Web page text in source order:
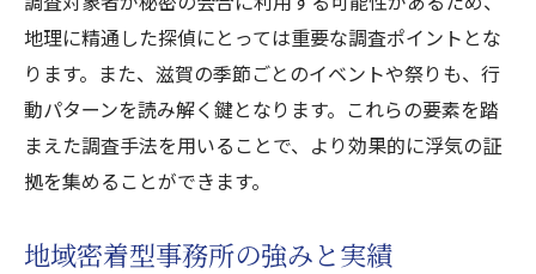
地理に精通した探偵にとっては重要な調査ポイントとな
ります。また、滋賀の季節ごとのイベントや祭りも、行
動パターンを読み解く鍵となります。これらの要素を踏
まえた調査手法を用いることで、より効果的に浮気の証
拠を集めることができます。
地域密着型事務所の強みと実績